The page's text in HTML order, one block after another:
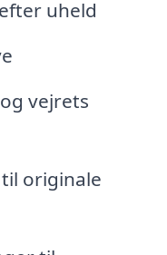
uheld
vejrets
originale